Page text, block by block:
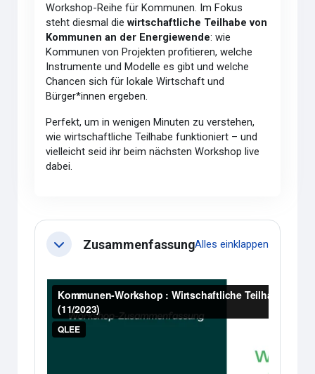
Workshop-Reihe für Kommunen. Im Fokus
steht diesmal diewirtschaftliche Teilhabe von
Kommunen an der Energiewende: wie
Kommunen von Projekten profitieren, welche
Instrumente und Modelle es gibt und welche
Chancen sich für lokale Wirtschaft und
Bürger*innen ergeben.
Perfekt, um in wenigen Minuten zu verstehen,
wie wirtschaftliche Teilhabe funktioniert – und
vielleicht seid ihr beim nächsten Workshop live
dabei.
Abschnittsübersicht
EinklappenZusammenfassungAlles einklappen